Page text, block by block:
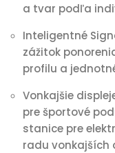
a tvar podľa
Inteligentné
zážitok
profilu a
Vonkajšie
pre športové
stanice pre
radu vonkajších